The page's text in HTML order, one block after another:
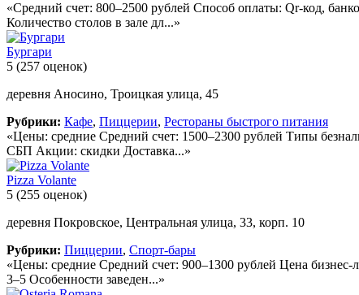
«Средний счет: 800–2500 рублей Способ оплаты: Qr-код,
Количество столов в зале дл...»
Бургари
5 (257 оценок)
деревня Аносино, Троицкая улица, 45
Рубрики: Кафе, Пиццерии, Рестораны быстрого питания
«Цены: средние Средний счет: 1500–2300 рублей Типы
СБП Акции: скидки Доставка...»
Pizza Volante
5 (255 оценок)
деревня Покровское, Центральная улица, 33, корп. 10
Рубрики: Пиццерии, Спорт-бары
«Цены: средние Средний счет: 900–1300 рублей Цена
3–5 Особенности заведен...»